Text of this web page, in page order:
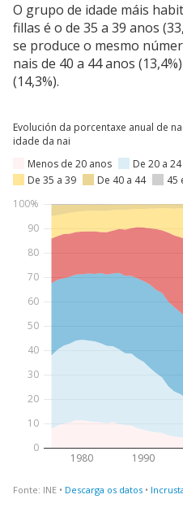
O grupo de idade máis
fillas é o de 35 a 39 anos
se produce o mesmo
nais de 40 a 44 anos
(14,3%).